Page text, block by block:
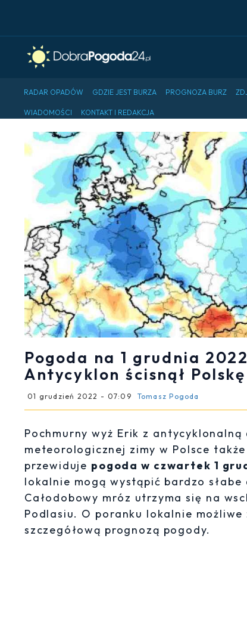
RADAR OPADÓW GDZIE JEST BURZA PROGNOZA BURZ
WIADOMOŚCI KONTAKT I REDAKCJA
Pogoda na 1 grudnia
Antycyklon ścisnął Polskę
01 grudzień 2022 - 07:09 Tomasz Pogoda
Pochmurny wyż Erik z
meteorologicznej zimy w Polsce
przewiduje pogoda w czwartek 1
lokalnie mogą wystąpić bardzo
Całodobowy mróz utrzyma się na
Podlasiu. O poranku lokalnie
szczegółową prognozą pogody.